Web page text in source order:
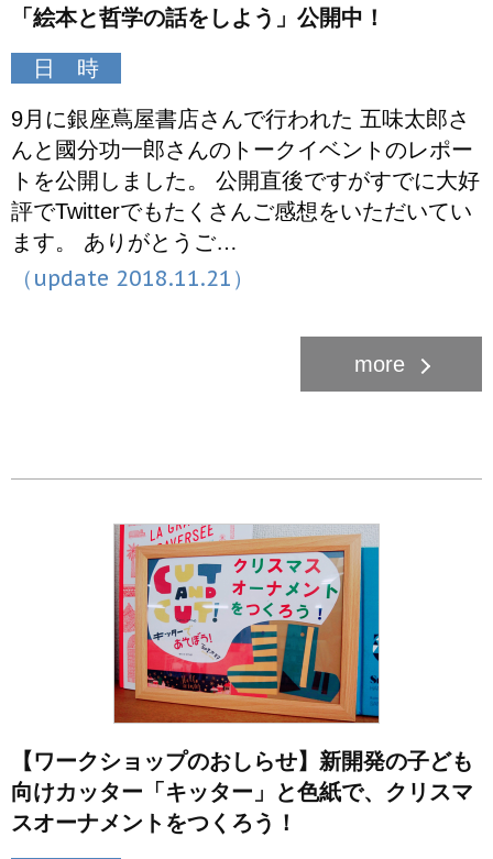
「絵本と哲学の話をしよう」公開中！
日 時
9月に銀座蔦屋書店さんで行われた 五味太郎さ
んと國分功一郎さんのトークイベントのレポー
トを公開しました。 公開直後ですがすでに大好
評でTwitterでもたくさんご感想をいただいてい
ます。 ありがとうご…
（update 2018.11.21）
【ワークショップのおしらせ】新開発の子ども
向けカッター「キッター」と色紙で、クリスマ
スオーナメントをつくろう！